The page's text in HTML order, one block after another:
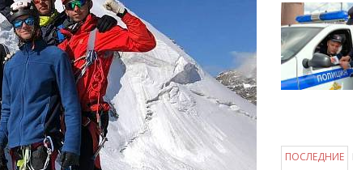
ПОСЛЕДНИЕ